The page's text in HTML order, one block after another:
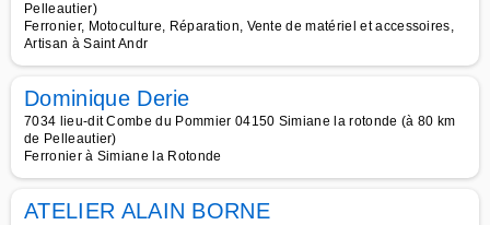
Pelleautier)
Ferronier, Motoculture, Réparation, Vente de matériel et accessoires,
Artisan à Saint Andr
Dominique Derie
7034 lieu-dit Combe du Pommier 04150 Simiane la rotonde (à 80 km
de Pelleautier)
Ferronier à Simiane la Rotonde
ATELIER ALAIN BORNE